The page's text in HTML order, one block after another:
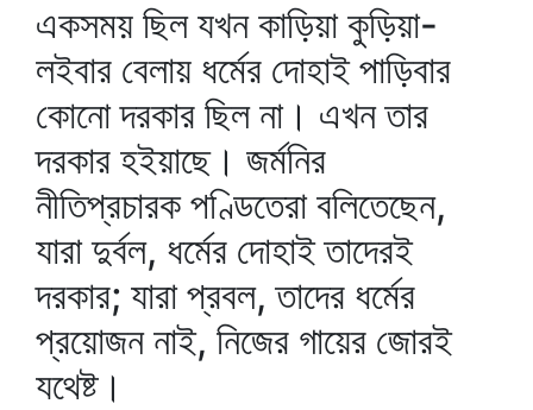
একসময় ছিল যখন কাড়িয়া কুড়িয়া-
লইবার বেলায় ধর্মের দোহাই পাড়িবার
কোনো দরকার ছিল না। এখন তার
দরকার হইয়াছে। জর্মনির
নীতিপ্রচারক পণ্ডিতেরা বলিতেছেন,
যারা দুর্বল, ধর্মের দোহাই তাদেরই
দরকার; যারা প্রবল, তাদের ধর্মের
প্রয়োজন নাই, নিজের গায়ের জোরই
যথেষ্ট।